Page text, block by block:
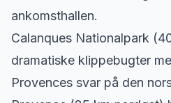
ankomsthallen.
Calanques Nationalpark
dramatiske klippebugter
Provences svar på den